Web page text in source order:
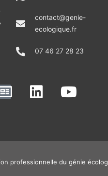
contact@genie-
ecologique.fr
07 46 27 28 23
N
e
p
a
L
i
e
d
Y
o
u
b
professionnelle du génie